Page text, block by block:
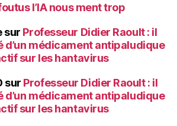
l’IA nous ment trop
sur Professeur Didier Raoult : il
d’un médicament antipaludique
sur les hantavirus
sur Professeur Didier Raoult : il
d’un médicament antipaludique
sur les hantavirus